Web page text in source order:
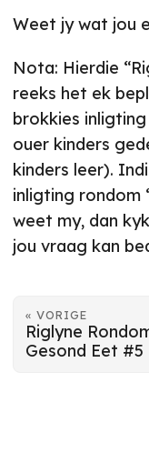
Weet jy wat jou
Nota: Hierdie
reeks het ek
brokkies
ouer kinders
kinders leer).
inligting rondom
weet my, dan
jou vraag kan
« VORIGE
Riglyne
Gesond Eet #5